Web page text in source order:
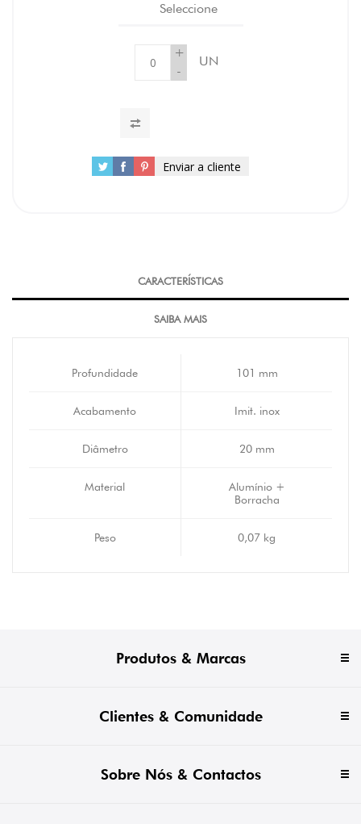
Seleccione
+
-
UN
Enviar a cliente
CARACTERÍSTICAS
SAIBA MAIS
Profundidade 101 mm
Acabamento Imit. inox
Diâmetro 20 mm
Material
Alumínio +
Borracha
Peso 0,07 kg
Produtos & Marcas
Clientes & Comunidade
Sobre Nós & Contactos